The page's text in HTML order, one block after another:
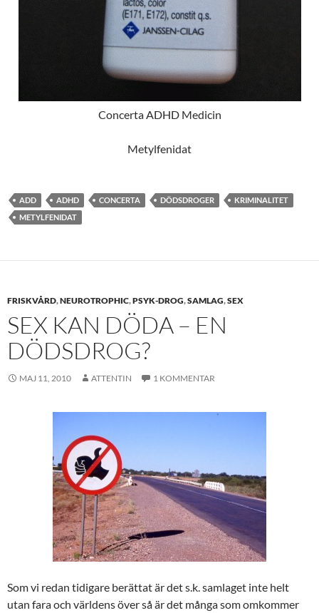
Concerta ADHD Medicin
Metylfenidat
ADD ADHD CONCERTA DÖDSDROGER
KRIMINALITET
METYLFENIDAT
FRISKVÅRD,NEUROTROPHIC,PSYK-DROG,SAMLAG,SEX
SEX KAN DÖDA – EN
DÖDSDROG?
MAJ 11, 2010 ATTENTIN 1 KOMMENTAR
Som vi redan tidigare berättat är det s.k. samlaget inte helt
utan fara och världens över så är det många som omkommer